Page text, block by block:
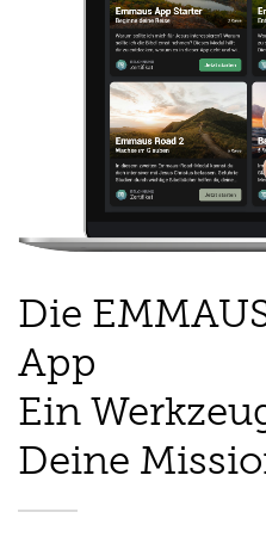
Die
App
Ein
Deine